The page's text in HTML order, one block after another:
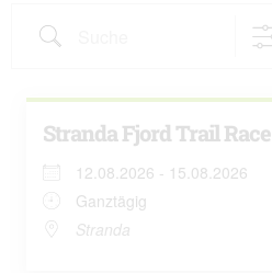
Suche
Stranda Fjord Trail Race
12.08.2026 - 15.08.2026
Ganztägig
Stranda